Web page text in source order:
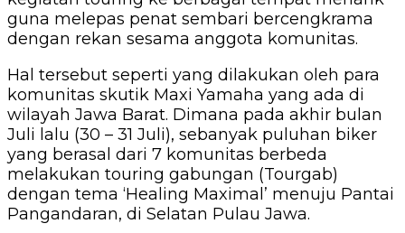
guna melepas penat sembari bercengkrama
dengan rekan sesama anggota komunitas.
Hal tersebut seperti yang dilakukan oleh para
komunitas skutik Maxi Yamaha yang ada di
wilayah Jawa Barat. Dimana pada akhir bulan
Juli lalu (30 – 31 Juli), sebanyak puluhan biker
yang berasal dari 7 komunitas berbeda
melakukan touring gabungan (Tourgab)
dengan tema ‘Healing Maximal’ menuju Pantai
Pangandaran, di Selatan Pulau Jawa.